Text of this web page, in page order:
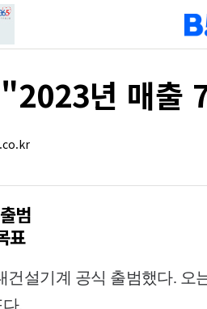
년 매출
범
표
설기계 공식 출범했다. 오
.